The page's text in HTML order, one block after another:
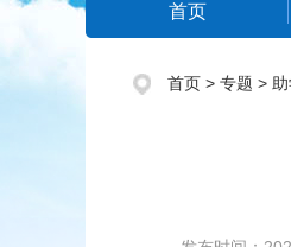
首页
首页 > 专题 >